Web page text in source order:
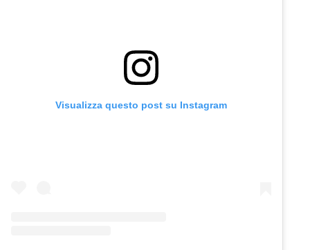
Visualizza questo post su Instagram